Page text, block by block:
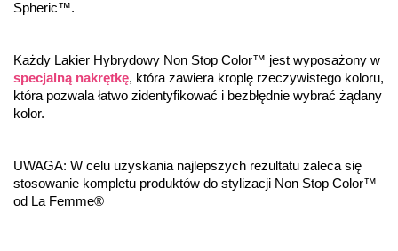
Spheric™.
specjalną nakrętkę, która zawiera kroplę rzeczywistego koloru,
która pozwala łatwo zidentyfikować i bezbłędnie wybrać żądany
kolor.
UWAGA: W celu uzyskania najlepszych rezultatu zaleca się
stosowanie kompletu produktów do stylizacji Non Stop Color™
od La Femme®